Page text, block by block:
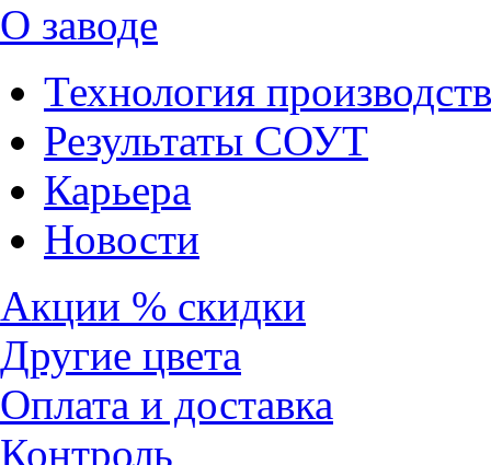
О заводе
Технология
Результаты СОУТ
Карьера
Новости
Акции % скидки
Другие цвета
Оплата и доставка
Контроль